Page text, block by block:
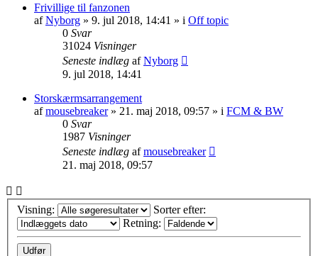
Frivillige til fanzonen
afNyborg » 9. jul 2018, 14:41 » i Off topic
0 Svar
31024 Visninger
Seneste indlæg afNyborg
9. jul 2018, 14:41
Storskærmsarrangement
afmousebreaker» 21. maj 2018, 09:57 » i FCM & BW
0 Svar
1987 Visninger
Seneste indlæg afmousebreaker
21. maj 2018, 09:57
Visning:
Sorter efter:
Retning: